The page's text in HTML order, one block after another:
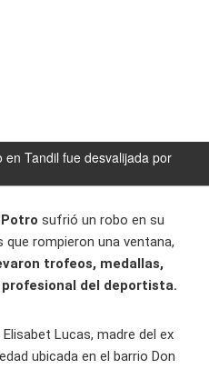
Tandil fue desvalijada por
sufrió un robo en su
que rompieron una ventana,
trofeos, medallas,
del deportista.
Lucas, madre del ex
ubicada en el barrio Don